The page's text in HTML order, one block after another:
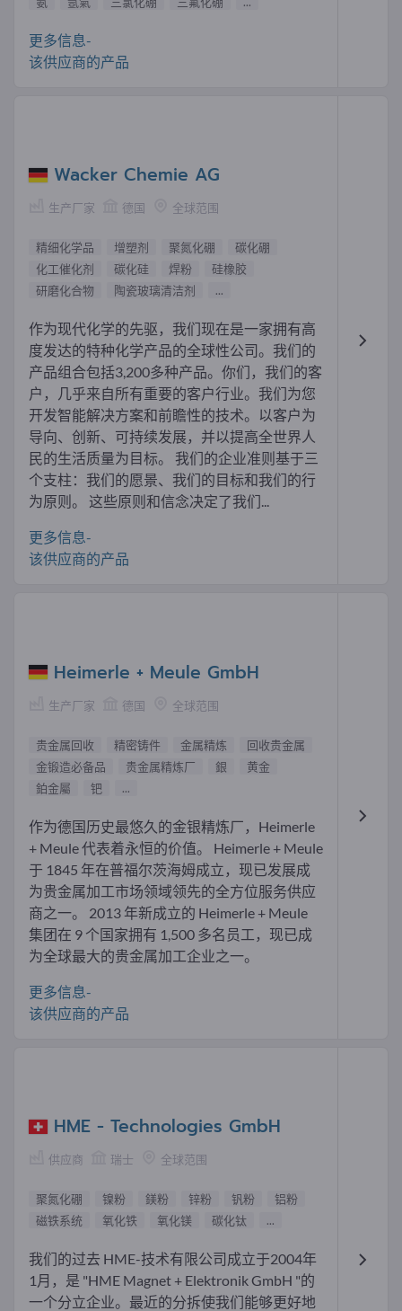
更多信息-
该供应商的产品
Wacker Chemie AG
生产厂家 德国 全球范围
精细化学品 增塑剂 聚氮化硼
碳化硼
化工催化剂
碳化硅 焊粉
硅橡胶
研磨化合物
陶瓷玻璃清洁剂 ...
作为现代化学的先驱，我们现在是一家拥有高
度发达的特种化学产品的全球性公司。我们的
产品组合包括3,200多种产品。你们，我们的客
户，几乎来自所有重要的客户行业。我们为您
开发智能解决方案和前瞻性的技术。以客户为
导向、创新、可持续发展，并以提高全世界人
民的生活质量为目标。 我们的企业准则基于三
个支柱：我们的愿景、我们的目标和我们的行
为原则。 这些原则和信念决定了我们...
更多信息-
该供应商的产品
Heimerle + Meule GmbH
生产厂家 德国 全球范围
贵金属回收 精密铸件 金属精炼
回收贵金属
金锻造必备品
贵金属精炼厂 銀
黄金
鉑金屬
钯 ...
作为德国历史最悠久的金银精炼厂，Heimerle
+ Meule 代表着永恒的价值。 Heimerle + Meule
于 1845 年在普福尔茨海姆成立，现已发展成
为贵金属加工市场领域领先的全方位服务供应
商之一。 2013 年新成立的 Heimerle + Meule
集团在 9 个国家拥有 1,500 多名员工，现已成
为全球最大的贵金属加工企业之一。
更多信息-
该供应商的产品
HME - Technologies GmbH
供应商 瑞士 全球范围
聚氮化硼 镍粉 鎂粉 锌粉 钒粉
铝粉
磁铁系统
氧化铁 氧化镁 碳化钛 ...
我们的过去 HME-技术有限公司成立于2004年
1月，是 "HME Magnet + Elektronik GmbH "的
一个分立企业。最近的分拆使我们能够更好地